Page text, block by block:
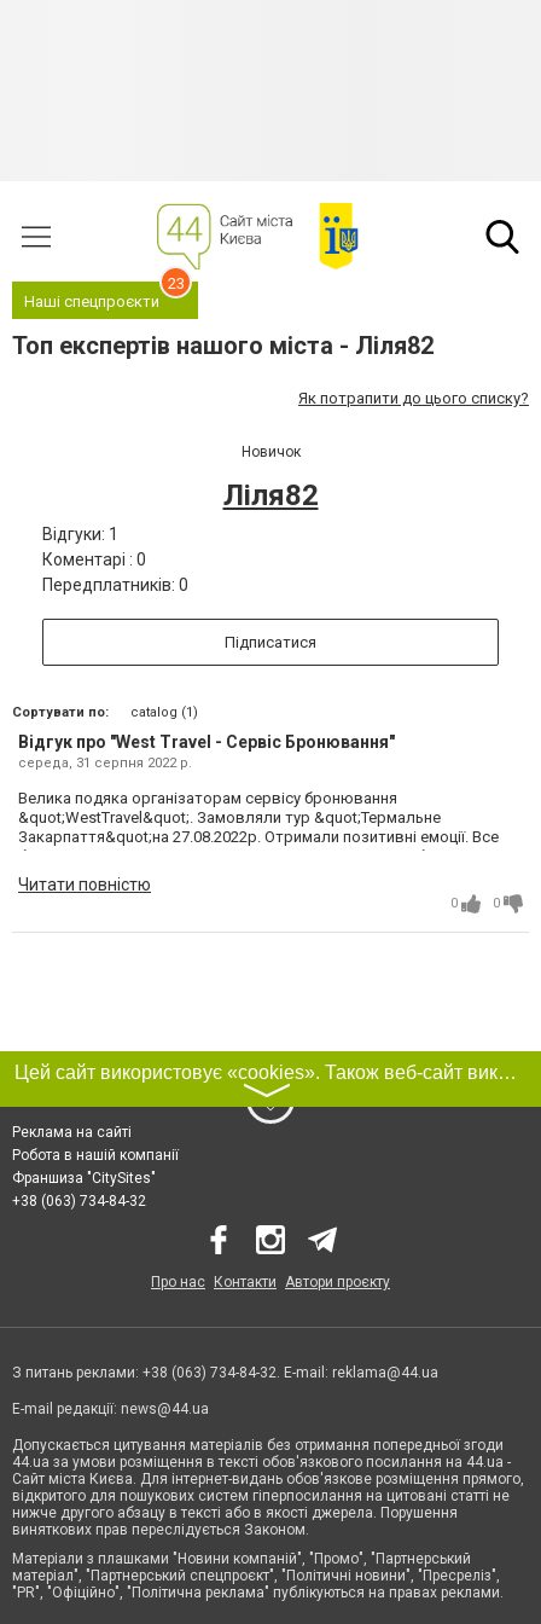
Наші спецпроєкти
23
Топ експертів нашого міста - Ліля82
Як потрапити до цього списку?
Новичок
Ліля82
Відгуки: 1
Коментарі : 0
Передплатників: 0
Підписатися
Сортувати по: catalog (1)
Відгук про "West Travel - Сервіс Бронювання"
середа, 31 серпня 2022 р.
Велика подяка організаторам сервісу бронювання
&quot;WestTravel&quot;. Замовляли тур &quot;Термальне
Закарпаття&quot;на 27.08.2022р. Отримали позитивні емоції. Все
було на вищому рівні:екскурсії, купання в термальних басейнах в
Косино, в чанах в селі Лумшори, харчування(все свіже, поживне,
смачне, в гарних закладах), проживання в садибах місцевих
мешканців, дегустація вина у Гаврильченко Тетяни. Особливі слова
подяки висловлюємо екскурсоводу, п Олі за професійність, любов
Читати повністю
0 0
Цей сайт використовує «cookies». Також веб-сайт використовує інтернет-сервіс для збору технічних даних стосовно відвідувачів з метою отримання маркетингової та статистичної інформації. Умови обробки даних відвідувачів сайту див.
〉
Реклама на сайті
Робота в нашій компанії
Франшиза "CitySites"
+38 (063) 734-84-32
Про нас Контакти Автори проєкту
З питань реклами: +38 (063) 734-84-32. E-mail: reklama@44.ua
E-mail редакції: news@44.ua
Допускається цитування матеріалів без отримання попередньої згоди
44.ua за умови розміщення в тексті обов'язкового посилання на 44.ua -
Сайт міста Києва. Для інтернет-видань обов'язкове розміщення прямого,
відкритого для пошукових систем гіперпосилання на цитовані статті не
нижче другого абзацу в тексті або в якості джерела. Порушення
виняткових прав переслідується Законом.
Матеріали з плашками "Новини компаній", "Промо", "Партнерський
матеріал", "Партнерський спецпроєкт", "Політичні новини", "Пресреліз",
"PR", "Офіційно", "Політична реклама" публікуються на правах реклами.